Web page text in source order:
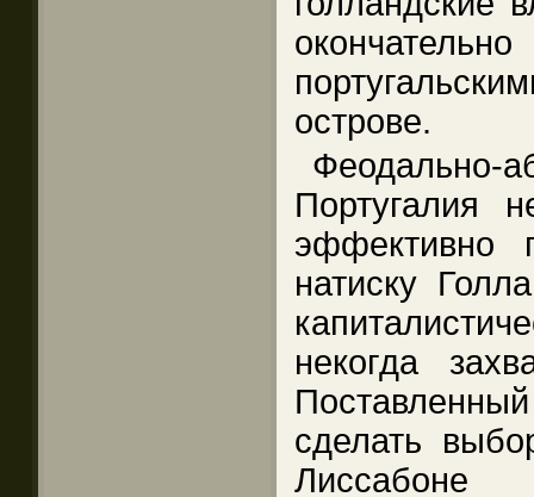
острове.
Феодально-
Португалия
эффективно
натиску
некогда
сделать
Лиссабоне